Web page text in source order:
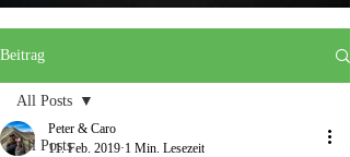
Beitrag
All Posts
All Posts
Peter & Caro
11. Feb. 2019 1 Min. Lesezeit